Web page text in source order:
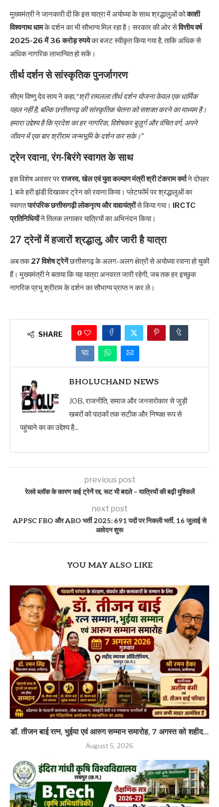
मुख्यमंत्री ने जानकारी दी कि इस यात्रा में अयोध्या के साथ श्रद्धालुओं कोकाशी
विश्वनाथ धामके दर्शन का भी सौभाग्य मिल रहा है। सरकार की ओर सेवित्तीय वर्ष
2025-26 में 36 करोड़ रुपयेका बजट स्वीकृत किया गया है, ताकि अधिक से
अधिक नागरिक लाभान्वित हो सकें।
तीर्थ दर्शन से सांस्कृतिक पुनर्जागरण
सीएम विष्णु देव साय ने कहा,“श्री रामलला तीर्थ दर्शन योजना केवल एक धार्मिक
पहल नहीं है, बल्कि छत्तीसगढ़ की सांस्कृतिक चेतना को सशक्त करने का माध्यम है।
हमारा उद्देश्य है कि प्रदेश का हर नागरिक, विशेषकर बुज़ुर्ग और वंचित वर्ग, अपने
जीवन में एक बार श्रीराम जन्मभूमि के दर्शन कर सके।”
ट्रेन रवाना, रंग-बिरंगे स्वागत के साथ
इस विशेष अवसर परराजस्व, खेल एवं युवा कल्याण मंत्री श्री टंकराम वर्माने दोपहर
1 बजे हरी झंडी दिखाकर ट्रेन को रवाना किया। प्लेटफॉर्म पर श्रद्धालुओं का
स्वागतपारंपरिक छत्तीसगढ़ी लोकनृत्य और वाद्ययंत्रोंसे किया गया।
IRCTC
प्रतिनिधियोंने तिलक लगाकर यात्रियों का अभिनंदन किया।
27 ट्रेनों में हजारों श्रद्धालु, और जारी है यात्रा
अब तक27 विशेष ट्रेनेंछत्तीसगढ़ के अलग-अलग क्षेत्रों से अयोध्या रवाना हो चुकी
हैं। मुख्यमंत्री ने बताया कि यह यात्रा अनवरत जारी रहेगी, जब तक हर इच्छुक
नागरिक प्रभु श्रीराम के दर्शन का सौभाग्य प्राप्त न कर ले।
SHARE 0
BHOLUCHAND NEWS
JOB, राजनीति, समाज और जनसरोकार से जुड़ी
खबरों को पाठकों तक सटीक और निष्पक्ष रूप से
पहुंचाने का का उद्देश्य है...
previous post
रेलवे ब्लॉक के कारण कई ट्रेनें रद्द, रूट भी बदले – यात्रियों की बढ़ी मुश्किलें
next post
APPSC FBO और ABO भर्ती 2025: 691 पदों पर निकली भर्ती, 16 जुलाई से
आवेदन शुरू
YOU MAY ALSO LIKE
डॉ. तीजन बाई रत्न, भुईया एवं आरुग सम्मान समारोह, 7 अगस्त को शहीद...
August 5, 2026